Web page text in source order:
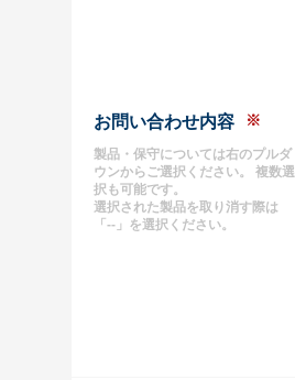
お問い合わせ内容 ※
製品・保守については右のプルダ
ウンからご選択ください。 複数選
択も可能です。
選択された製品を取り消す際は
「--」を選択ください。